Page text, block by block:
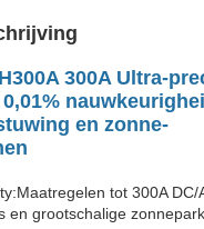
300A Ultra-
en zonne-
tot 300A
en grootschalige